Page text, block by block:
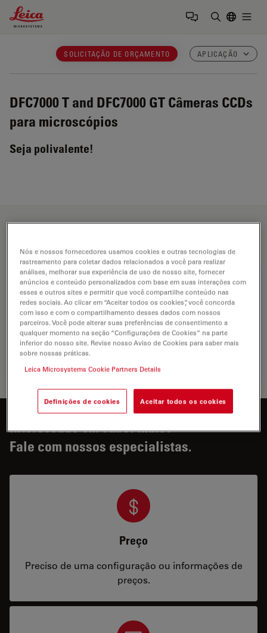
Leica Microsystems Logo
SOLICITAÇÃO DE ORÇAMENTO APLICAÇÃO
DFC7000 T and DFC7000 GT Câmeras CCDs
para microscópios
Seja polivalente!
Pesquisa em Ciências da Vida
A Divisão de Pesquisa em Ciências da Vida da Leica
Microsystems apoia as necessidades de imagem da
comunidade científica com inovações avançadas e
conhecimentos técnicos para visualização, medição e…
Interessado em saber mais?
Fale com nossos especialistas.
Preço
Preciso de uma configuração ou informações de
preços.
Nós e nossos fornecedores usamos cookies e outras tecnologias de
rastreamento para coletar dados relacionados a você para realizar
análises, melhorar sua experiência de uso de nosso site, fornecer
anúncios e conteúdo personalizados com base em suas interações com
esses e outros sites e permitir que você compartilhe conteúdo nas
redes sociais. Ao clicar em “Aceitar todos os cookies”, você concorda
com isso e com o compartilhamento desses dados com nossos
parceiros. Você pode alterar suas preferências de consentimento a
qualquer momento na seção “Configurações de Cookies” na parte
inferior do nosso site. Revise nosso Aviso de Cookies para saber mais
sobre nossas práticas.
Leica Microsystems Cookie Partners Details
Definições de cookies Aceitar todos os cookies